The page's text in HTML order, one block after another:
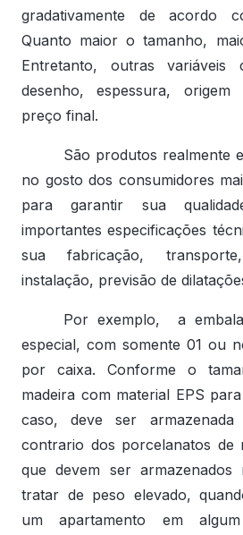
gradativamente de acordo
Quanto maior o tamanho,
Entretanto, outras variáveis
desenho, espessura,
preço final.
São produtos realmente
no gosto dos consumidores
para garantir sua
importantes especificações
sua fabricação, transporte,
instalação, previsão de
Por exemplo, a
especial, com somente 01 ou
por caixa. Conforme o
madeira com material EPS
caso, deve ser
contrario dos porcelanatos de
que devem ser
tratar de peso elevado,
um apartamento em